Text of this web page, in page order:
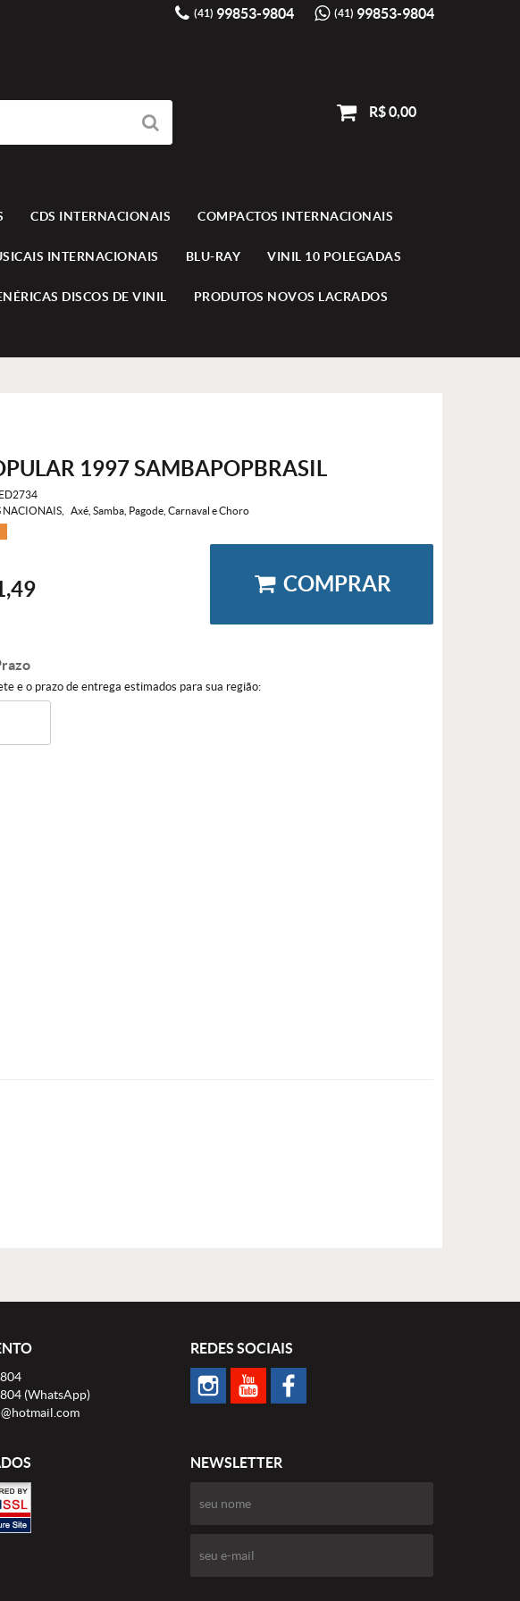
(41) 99853-9804 (41) 99853-9804
R$ 0,00
CDS INTERNACIONAIS COMPACTOS INTERNACIONAIS
INTERNACIONAIS BLU-RAY VINIL 10 POLEGADAS
DISCOS DE VINIL PRODUTOS NOVOS LACRADOS
1997 SAMBAPOPBRASIL
NACIONAIS Axé, Samba, Pagode, Carnaval e Choro
COMPRAR
e o prazo de entrega estimados para sua região:
(WhatsApp)
REDES SOCIAIS
NEWSLETTER